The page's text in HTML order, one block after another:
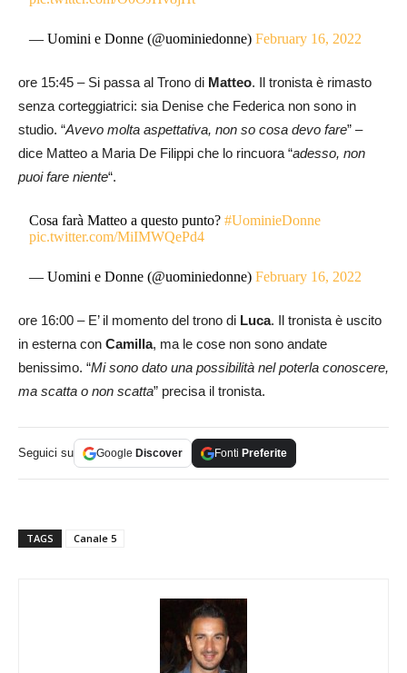
— Uomini e Donne (@uominiedonne)February 16, 2022
ore 15:45 – Si passa al Trono di Matteo. Il tronista è rimasto
senza corteggiatrici: sia Denise che Federica non sono in
studio. “Avevo molta aspettativa, non so cosa devo fare” –
dice Matteo a Maria De Filippi che lo rincuora “adesso, non
puoi fare niente“.
Cosa farà Matteo a questo punto?#UominieDonne
pic.twitter.com/MiIMWQePd4
— Uomini e Donne (@uominiedonne)February 16, 2022
ore 16:00 – E’ il momento del trono di Luca. Il tronista è uscito
in esterna con Camilla, ma le cose non sono andate
benissimo. “Mi sono dato una possibilità nel poterla conoscere,
ma scatta o non scatta” precisa il tronista.
Seguici su Google Discover Fonti Preferite
TAGS Canale 5